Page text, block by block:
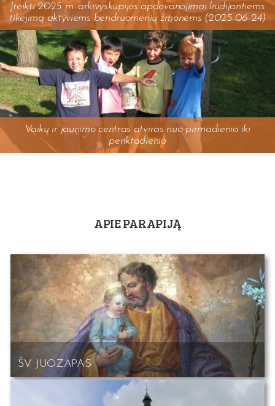
Įteikti 2025 m. arkivyskupijos apdovanojimai liudijantiems
tikėjimą aktyviems bendruomenių žmonėms (2025 06 24)
Vaikų ir jaunimo centras atviras nuo pirmadienio iki
penktadienio
APIE PARAPIJĄ
ŠV. JUOZAPAS